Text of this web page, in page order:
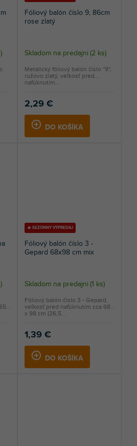
)
Fóliový balón číslo 9, 86cm
rose zlatý
Skladom na predajni (2 ks)
2,29 €
DO KOŠÍKA
Metalický fóliový balón číslo ''9'',
ružovo zlatý, veľkosť pred
nafúknutím...
)
🔥 SEZÓNNY VÝPREDAJ
Fóliový balón číslo 3 -
Gepard 68x98 cm mix
Skladom na predajni (1 ks)
1,39 €
DO KOŠÍKA
Fóliový balón číslo 3 - Gepard,
veľkosť pred nafúknutím cca 68
x 98 cm (26,5...